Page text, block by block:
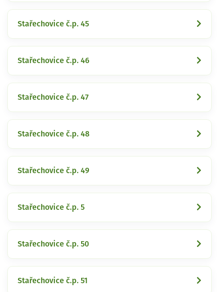
Stařechovice č.p. 45
Stařechovice č.p. 46
Stařechovice č.p. 47
Stařechovice č.p. 48
Stařechovice č.p. 49
Stařechovice č.p. 5
Stařechovice č.p. 50
Stařechovice č.p. 51